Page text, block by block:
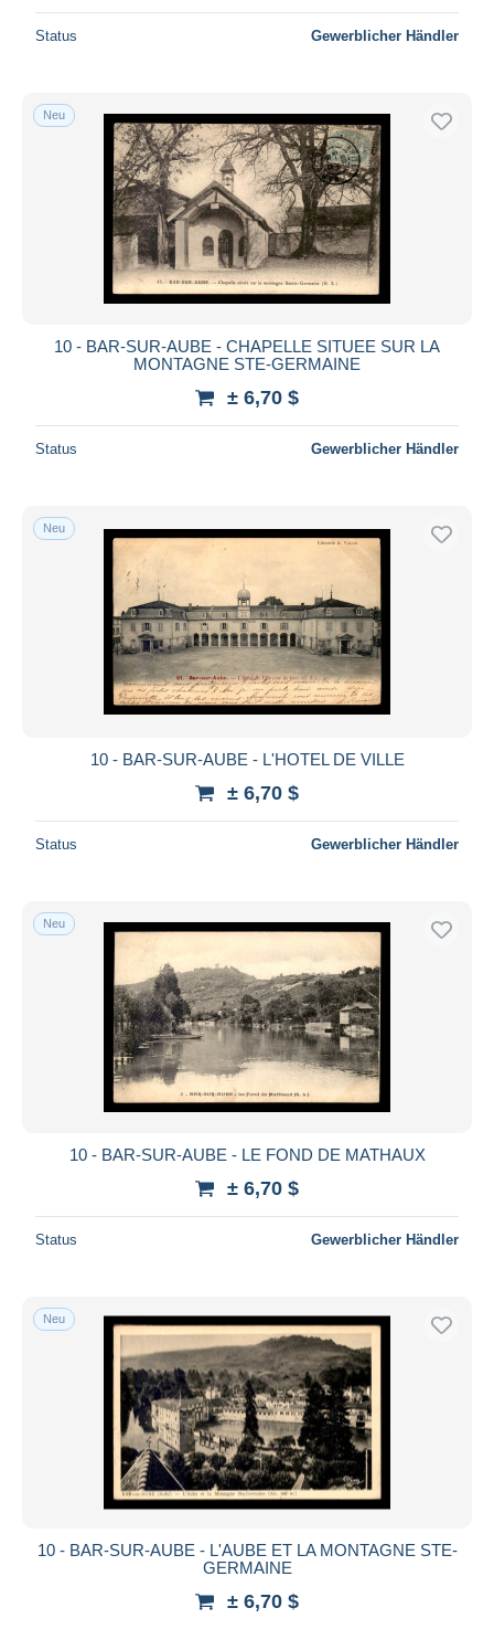
Status Gewerblicher Händler
Neu
10 - BAR-SUR-AUBE - CHAPELLE SITUEE SUR LA
MONTAGNE STE-GERMAINE
± 6,70 $
Status Gewerblicher Händler
Neu
10 - BAR-SUR-AUBE - L'HOTEL DE VILLE
± 6,70 $
Status Gewerblicher Händler
Neu
10 - BAR-SUR-AUBE - LE FOND DE MATHAUX
± 6,70 $
Status Gewerblicher Händler
Neu
10 - BAR-SUR-AUBE - L'AUBE ET LA MONTAGNE STE-
GERMAINE
± 6,70 $